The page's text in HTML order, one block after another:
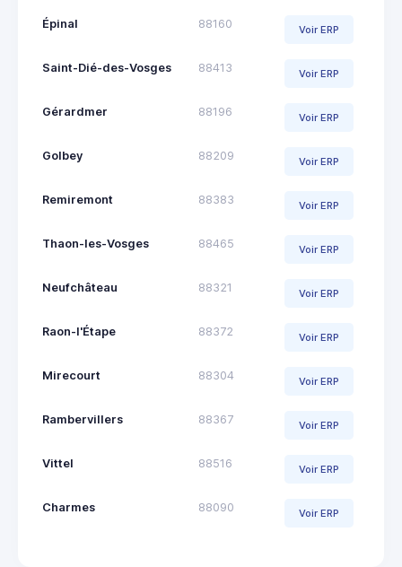
Épinal 88160 Voir ERP
Saint-Dié-des-Vosges 88413 Voir ERP
Gérardmer 88196 Voir ERP
Golbey 88209 Voir ERP
Remiremont 88383 Voir ERP
Thaon-les-Vosges 88465 Voir ERP
Neufchâteau 88321 Voir ERP
Raon-l'Étape 88372 Voir ERP
Mirecourt 88304 Voir ERP
Rambervillers 88367 Voir ERP
Vittel 88516 Voir ERP
Charmes 88090 Voir ERP